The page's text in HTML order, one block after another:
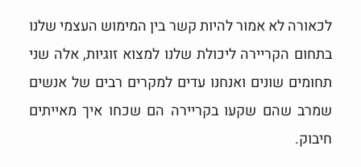
לכאורה לא אמור להיות קשר בין המימוש העצמי שלנו
בתחום הקריירה ליכולת שלנו למצוא זוגיות, אלה שני
תחומים שונים ואנחנו עדים למקרים רבים של אנשים
שמרב שהם שקעו בקריירה הם שכחו איך מאייתים
חיבוק.